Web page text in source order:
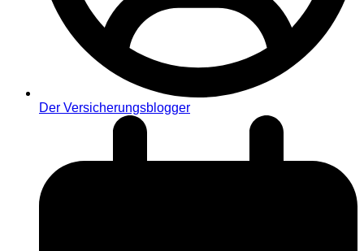
Der Versicherungsblogger